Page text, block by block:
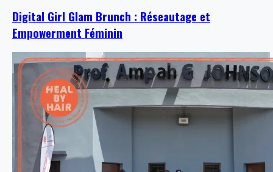
Digital Girl Glam Brunch : Réseautage et
Empowerment Féminin